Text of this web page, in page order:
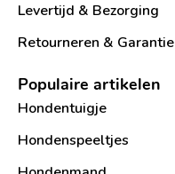
Levertijd & Bezorging
Retourneren & Garantie
Populaire artikelen
Hondentuigje
Hondenspeeltjes